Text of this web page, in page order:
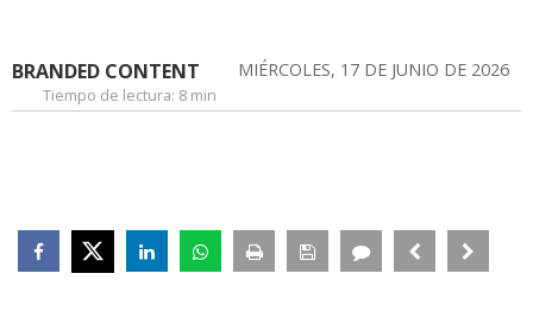
BRANDED CONTENT MIÉRCOLES, 17 DE JUNIO DE 2026
Tiempo de lectura: 8 min